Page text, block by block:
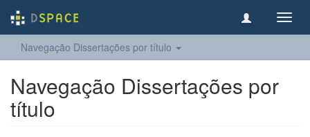
Navegação Dissertações por título
Navegação Dissertações por
título